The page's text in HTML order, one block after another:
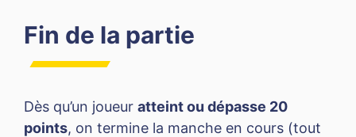
Fin de la partie
Dès qu’un joueur atteint ou dépasse 20
points, on termine la manche en cours (tout